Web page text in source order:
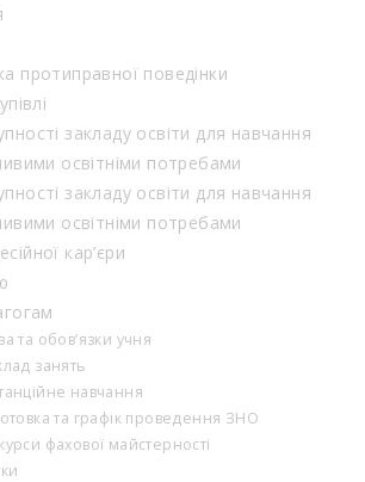
протиправної поведінки
закладу освіти для навчання
освітніми потребами
закладу освіти для навчання
освітніми потребами
кар’єри
та обов’язки учня
занять
навчання
та графік проведення ЗНО
фахової майстерності